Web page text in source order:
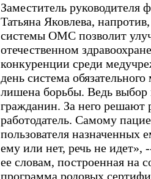
Заместитель руководителя
Татьяна Яковлева,
системы ОМС позволит
отечественном
конкуренции среди
день система
лишена борьбы. Ведь выбор
гражданин. За него решают
работодатель. Самому
пользователя назначенных
ему или нет, речь не идет»,
ее словам, построенная на
программа родовых